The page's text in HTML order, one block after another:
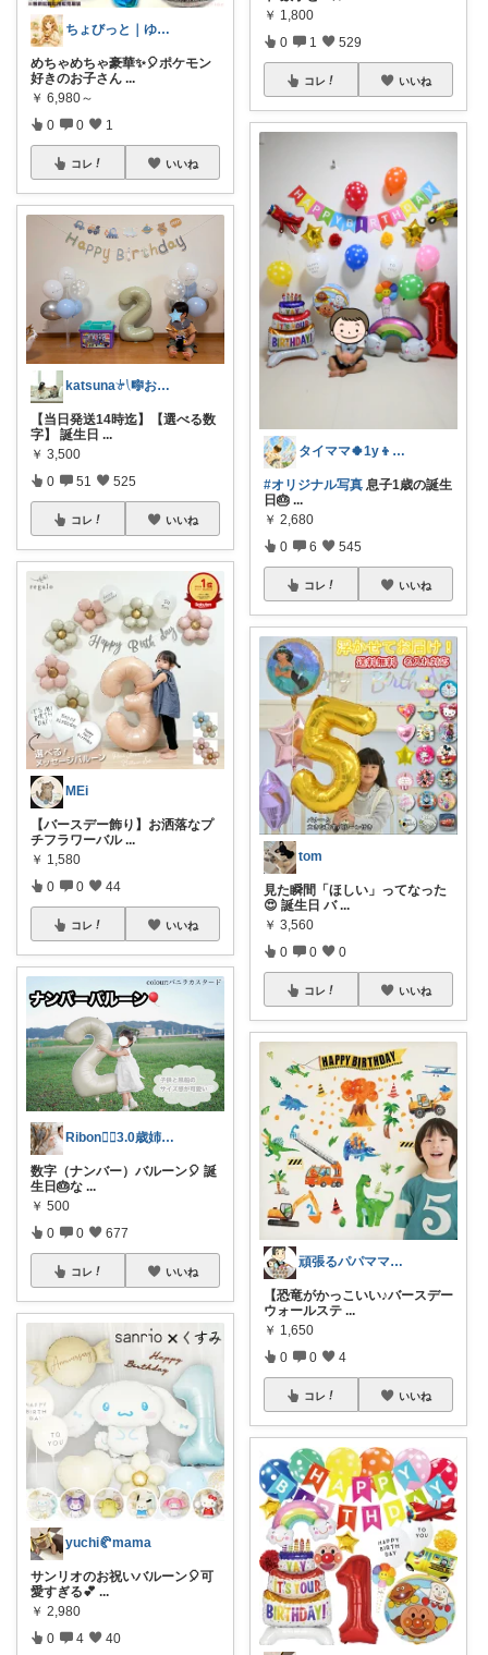
ちょびっと｜ゆる無添加とお気に入り🦊
めちゃめちゃ豪華✨🎈ポケモン
好きのお子さん ...
￥ 6,980～
0 0 1
コレ いいね
katsuna𓍯🎼お返事遅れます🐢
【当日発送14時迄】【選べる数
字】 誕生日 ...
￥ 3,500
0 51 525
コレ いいね
MEi
【バースデー飾り】お洒落なプ
チフラワーバル ...
￥ 1,580
0 0 44
コレ いいね
Ribon❁⃘3.0歳姉妹ﾏﾏ👧🏻♡
数字（ナンバー）バルーン🎈 誕
生日🎂な ...
￥ 500
0 0 677
コレ いいね
yuchi🥐mama
サンリオのお祝いバルーン🎈可
愛すぎる💕 ...
￥ 2,980
0 4 40
￥ 1,800
0 1 529
コレ いいね
タイママ🍀1y👦のママ
#オリジナル写真 息子1歳の誕生
日🎂 ...
￥ 2,680
0 6 545
コレ いいね
tom
見た瞬間「ほしい」ってなった
😍 誕生日 バ ...
￥ 3,560
0 0 0
コレ いいね
頑張るパパママ応援隊@育児・子供用品紹介
【恐竜がかっこいい♪バースデー
ウォールステ ...
￥ 1,650
0 0 4
コレ いいね